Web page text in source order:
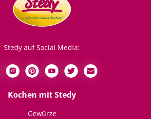
Stedy auf Social Media:
Kochen mit Stedy
Gewürze